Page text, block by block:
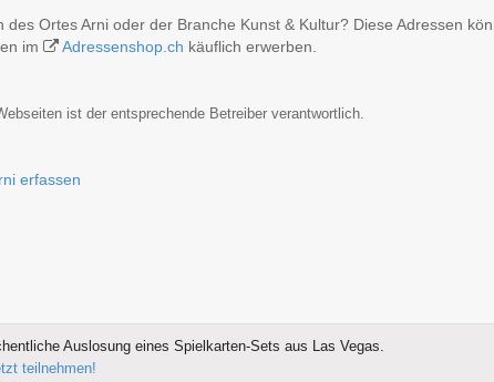
des Ortes Arni oder der Branche Kunst & Kultur? Diese Adressen
im
Adressenshop.ch käuflich erwerben.
ist der entsprechende Betreiber verantwortlich.
erfassen
Auslosung eines Spielkarten-Sets aus Las Vegas.
teilnehmen!